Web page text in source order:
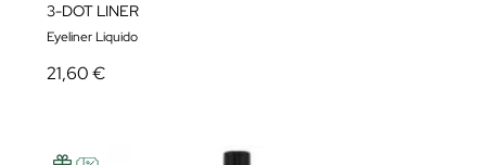
3-DOT LINER
Eyeliner Liquido
21,60 €